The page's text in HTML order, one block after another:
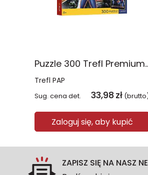
Puzzle 300 Trefl Premium Plus
Trefl PAP
Sug. cena det. 33,98 zł
Zaloguj się, aby kupić
ZAPISZ SIĘ NA NASZ